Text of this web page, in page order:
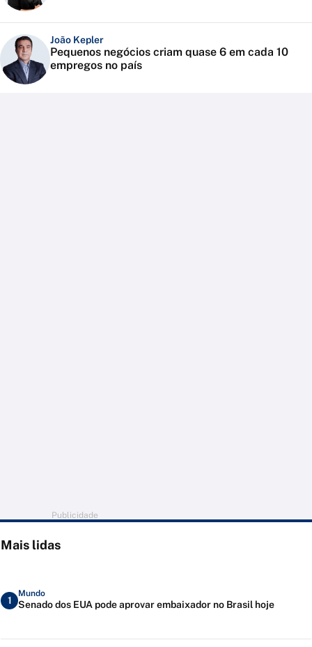
João Kepler
Pequenos negócios criam quase 6 em cada 10
empregos no país
Publicidade
Mais lidas
1
Mundo
Senado dos EUA pode aprovar embaixador no Brasil hoje